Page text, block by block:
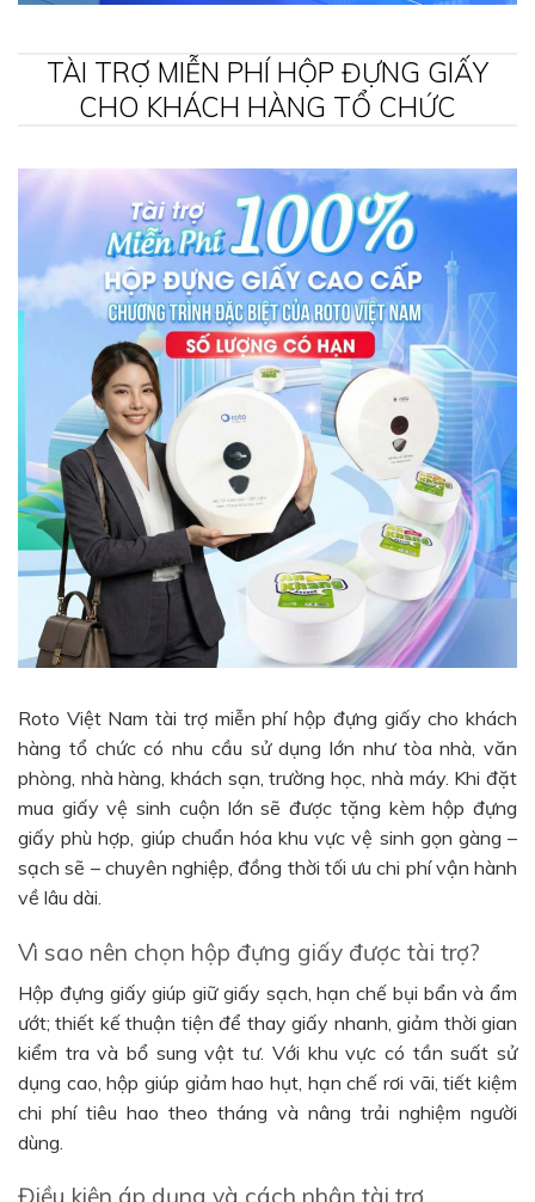
TÀI TRỢ MIỄN PHÍ HỘP ĐỰNG GIẤY
CHO KHÁCH HÀNG TỔ CHỨC
Roto Việt Nam tài trợ miễn phí hộp đựng giấy cho khách
hàng tổ chức có nhu cầu sử dụng lớn như tòa nhà, văn
phòng, nhà hàng, khách sạn, trường học, nhà máy. Khi đặt
mua giấy vệ sinh cuộn lớn sẽ được tặng kèm hộp đựng
giấy phù hợp, giúp chuẩn hóa khu vực vệ sinh gọn gàng –
sạch sẽ – chuyên nghiệp, đồng thời tối ưu chi phí vận hành
về lâu dài.
Vì sao nên chọn hộp đựng giấy được tài trợ?
Hộp đựng giấy giúp giữ giấy sạch, hạn chế bụi bẩn và ẩm
ướt; thiết kế thuận tiện để thay giấy nhanh, giảm thời gian
kiểm tra và bổ sung vật tư. Với khu vực có tần suất sử
dụng cao, hộp giúp giảm hao hụt, hạn chế rơi vãi, tiết kiệm
chi phí tiêu hao theo tháng và nâng trải nghiệm người
dùng.